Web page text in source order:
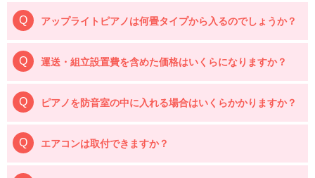
アップライトピアノは何畳タイプから入るのでしょうか？
運送・組立設置費を含めた価格はいくらになりますか？
ピアノを防音室の中に入れる場合はいくらかかりますか？
エアコンは取付できますか？